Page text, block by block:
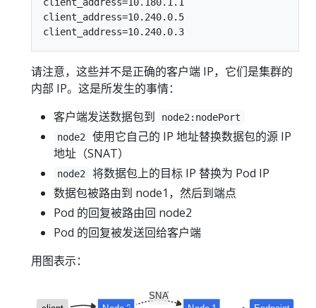
client_address=10.240.0.5
请注意，这些并不是正确的客户端 IP，它们是集群的
内部 IP。这是所发生的事情：
客户端发送数据包到
node2:nodePort
node2
使用它自己的 IP 地址替换数据包的源 IP
地址（SNAT）
node2
将数据包上的目标 IP 替换为 Pod IP
数据包被路由到 node1，然后到端点
Pod 的回复被路由回 node2
Pod 的回复被发送回给客户端
用图表示：